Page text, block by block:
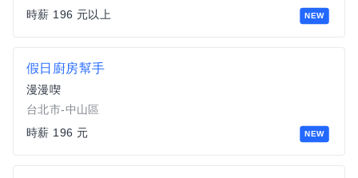
NEW
時薪 196 元以上
NEW
假日廚房幫手
漫漫喫
台北市-中山區
時薪 196 元